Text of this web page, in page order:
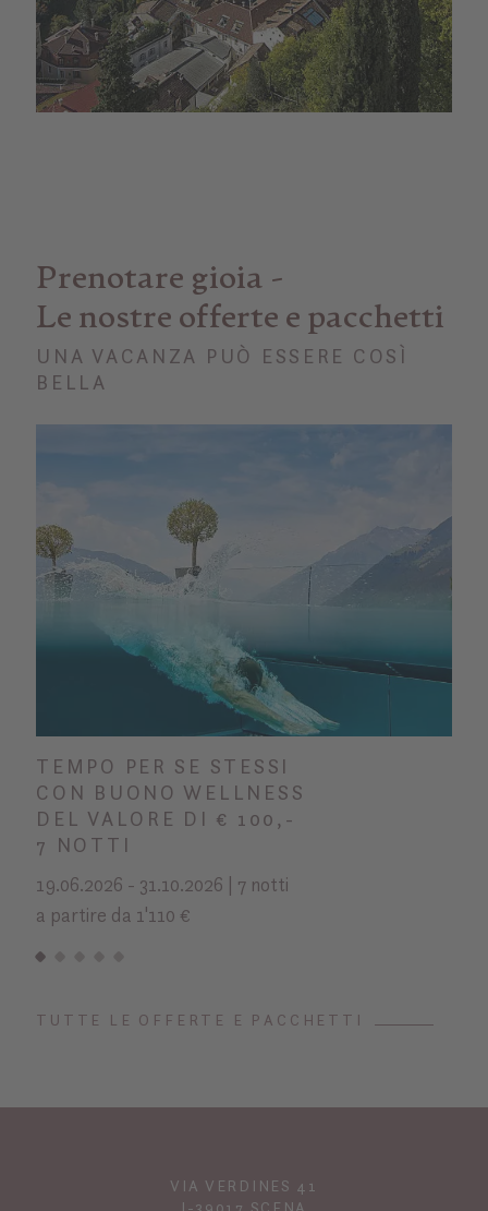
Prenotare gioia -
Le nostre offerte e pacchetti
UNA VACANZA PUÒ ESSERE COSÌ
BELLA
TEMPO PER SE STESSI
CON BUONO WELLNESS
DEL VALORE DI € 100,-
7 NOTTI
19.06.2026 - 31.10.2026 | 7 notti
a partire da 1'110 €
TUTTE LE OFFERTE E PACCHETTI
VIA VERDINES 41